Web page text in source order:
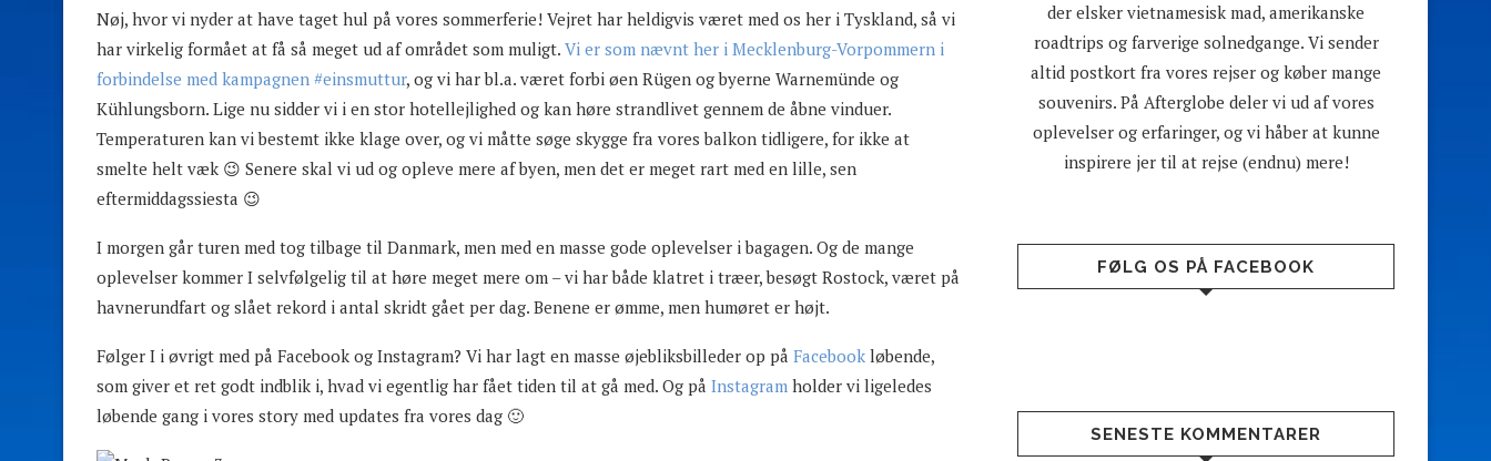
Nøj, hvor vi nyder at have taget hul på vores sommerferie! Vejret har heldigvis været med os her i Tyskland, så vi
har virkelig formået at få så meget ud af området som muligt. Vi er som nævnt her i Mecklenburg-Vorpommern i
forbindelse med kampagnen #einsmuttur, og vi har bl.a. været forbi øen Rügen og byerne Warnemünde og
Kühlungsborn. Lige nu sidder vi i en stor hotellejlighed og kan høre strandlivet gennem de åbne vinduer.
Temperaturen kan vi bestemt ikke klage over, og vi måtte søge skygge fra vores balkon tidligere, for ikke at
smelte helt væk 😉 Senere skal vi ud og opleve mere af byen, men det er meget rart med en lille, sen
eftermiddagssiesta 😉
I morgen går turen med tog tilbage til Danmark, men med en masse gode oplevelser i bagagen. Og de mange
oplevelser kommer I selvfølgelig til at høre meget mere om – vi har både klatret i træer, besøgt Rostock, været på
havnerundfart og slået rekord i antal skridt gået per dag. Benene er ømme, men humøret er højt.
Følger I i øvrigt med på Facebook og Instagram? Vi har lagt en masse øjebliksbilleder op på Facebook løbende,
som giver et ret godt indblik i, hvad vi egentlig har fået tiden til at gå med. Og på Instagram holder vi ligeledes
løbende gang i vores story med updates fra vores dag 🙂
der elsker vietnamesisk mad, amerikanske
roadtrips og farverige solnedgange. Vi sender
altid postkort fra vores rejser og køber mange
souvenirs. På Afterglobe deler vi ud af vores
oplevelser og erfaringer, og vi håber at kunne
inspirere jer til at rejse (endnu) mere!
FØLG OS PÅ FACEBOOK
SENESTE KOMMENTARER